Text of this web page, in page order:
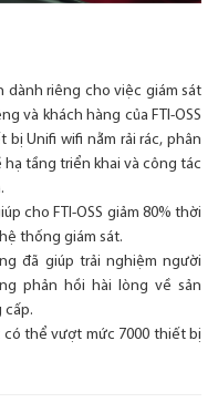
dành riêng cho việc giám sát
và khách hàng của FTI-OSS
Unifi wifi nằm rải rác, phân
tầng triển khai và công tác
cho FTI-OSS giảm 80% thời
thống giám sát.
đã giúp trải nghiệm người
phản hồi hài lòng về sản
cấp.
thể vượt mức 7000 thiết bị